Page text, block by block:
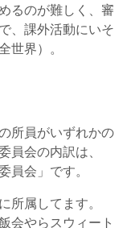
るのが難しく、審
、課外活動にいそ
世界）。
所員がいずれかの
員会の内訳は、
員会」です。
所属してます。
会やらスウィート